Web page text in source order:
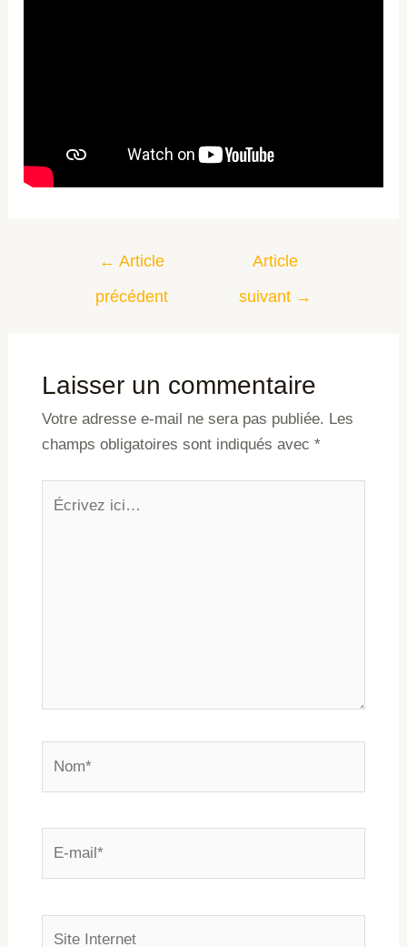
← Article
précédent
Article
suivant →
Laisser un commentaire
Votre adresse e-mail ne sera pas publiée. Les
champs obligatoires sont indiqués avec *